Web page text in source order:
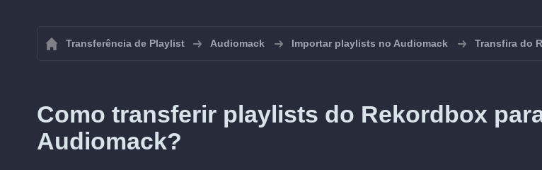
Transferência de Playlist Audiomack Importar playlists no Audiomack Transfira do
Como transferir playlists do Rekordbox
Audiomack?